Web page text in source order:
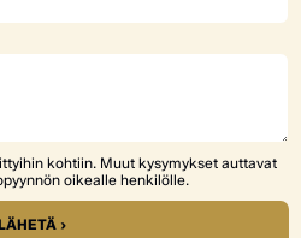
kohtiin. Muut kysymykset auttavat
oikealle henkilölle.
›